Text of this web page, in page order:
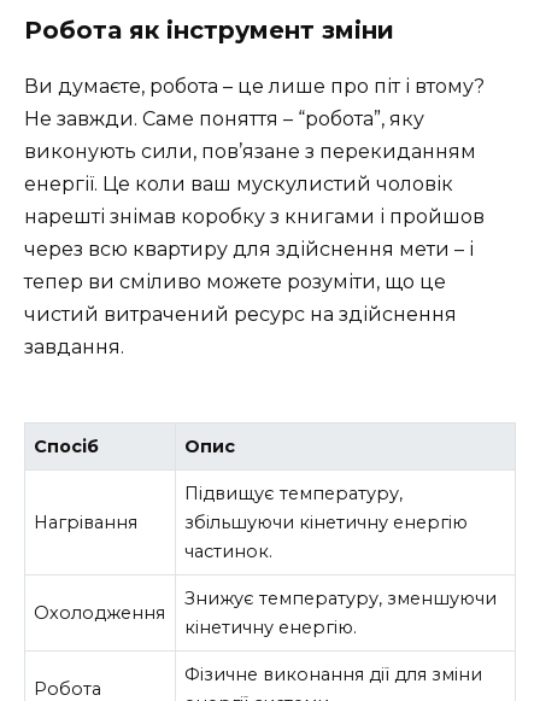
Робота як інструмент зміни
Ви думаєте, робота – це лише про піт і втому?
Не завжди. Саме поняття – “робота”, яку
виконують сили, пов’язане з перекиданням
енергії. Це коли ваш мускулистий чоловік
нарешті знімав коробку з книгами і пройшов
через всю квартиру для здійснення мети – і
тепер ви сміливо можете розуміти, що це
чистий витрачений ресурс на здійснення
завдання.
Спосіб Опис
Нагрівання
Підвищує температуру,
збільшуючи кінетичну енергію
частинок.
Охолодження
Знижує температуру, зменшуючи
кінетичну енергію.
Робота
Фізичне виконання дії для зміни